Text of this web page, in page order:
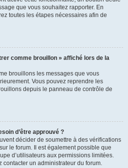
que vous souhaitez rapporter. En
toutes les étapes nécessaires afin de
comme brouillon » affiché lors de la
brouillons les messages que vous
Vous pouvez reprendre les
depuis le panneau de contrôle de
d’être approuvé ?
décider de soumettre à des vérifications
le forum. Il est également possible que
d’utilisateurs aux permissions limitées.
contacter un administrateur du forum.